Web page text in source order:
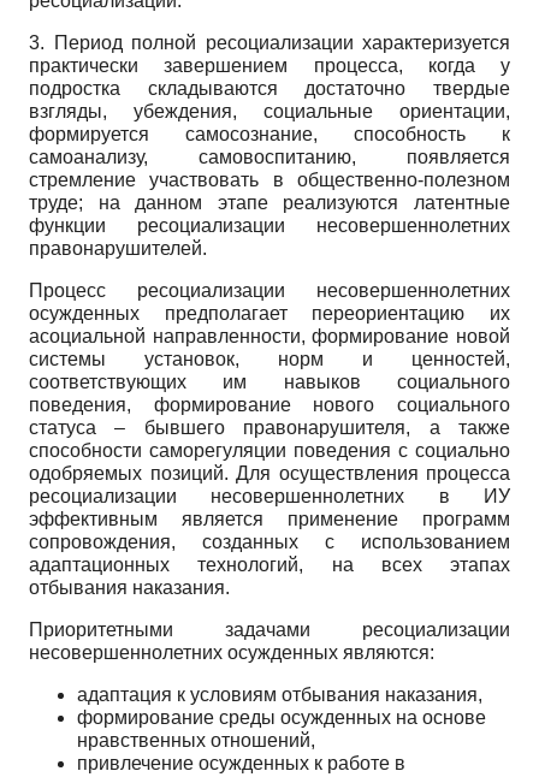
3. Период полной ресоциализации характеризуется
практически завершением процесса, когда у
подростка складываются достаточно твердые
взгляды, убеждения, социальные ориентации,
формируется самосознание, способность к
самоанализу, самовоспитанию, появляется
стремление участвовать в общественно-полезном
труде; на данном этапе реализуются латентные
функции ресоциализации несовершеннолетних
правонарушителей.
Процесс ресоциализации несовершеннолетних
осужденных предполагает переориентацию их
асоциальной направленности, формирование новой
системы установок, норм и ценностей,
соответствующих им навыков социального
поведения, формирование нового социального
статуса – бывшего правонарушителя, а также
способности саморегуляции поведения с социально
одобряемых позиций. Для осуществления процесса
ресоциализации несовершеннолетних в ИУ
эффективным является применение программ
сопровождения, созданных с использованием
адаптационных технологий, на всех этапах
отбывания наказания.
Приоритетными задачами ресоциализации
несовершеннолетних осужденных являются:
адаптация к условиям отбывания наказания,
формирование среды осужденных на основе
нравственных отношений,
привлечение осужденных к работе в